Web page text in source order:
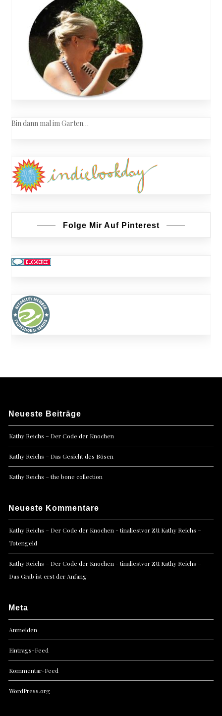
Bin dann mal im Garten…
Folge Mir Auf Pinterest
Neueste Beiträge
Kathy Reichs – Der Code der Knochen
Kathy Reichs – Das Gesicht des Bösen
Kathy Reichs – the bone collection
Neueste Kommentare
Kathy Reichs – Der Code der Knochen - tinaliestvorzu Kathy Reichs –
Totengeld
Kathy Reichs – Der Code der Knochen - tinaliestvorzu Kathy Reichs –
Das Grab ist erst der Anfang
Meta
Anmelden
Eintrags-Feed
Kommentar-Feed
WordPress.org